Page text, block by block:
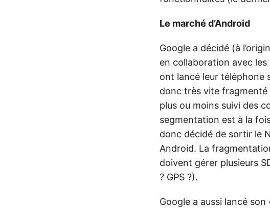
Le marché d’Android
Google a décidé (à
en collaboration avec
ont lancé leur téléphone
donc très vite
plus ou moins suivi des
segmentation est à la
donc décidé de sortir le
Android. La
doivent gérer plusieurs
? GPS ?).
Google a aussi lancé